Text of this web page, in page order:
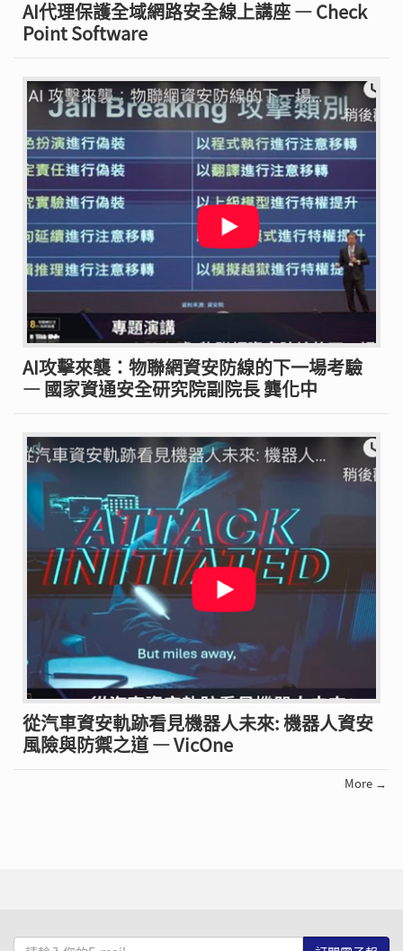
AI代理保護全域網路安全線上講座 — Check
Point Software
AI攻擊來襲：物聯網資安防線的下一場考驗
— 國家資通安全研究院副院長 龔化中
從汽車資安軌跡看見機器人未來: 機器人資安
風險與防禦之道 — VicOne
More →
請